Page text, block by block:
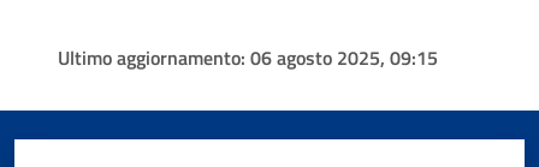
Ultimo aggiornamento: 06 agosto 2025, 09:15